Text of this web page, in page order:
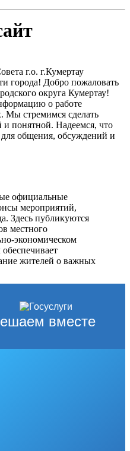
г.о. г.Кумертау
города! Добро пожаловать
округа Кумертау!
о работе
Мы стремимся сделать
и понятной. Надеемся, что
общения, обсуждений и
официальные
мероприятий,
Здесь публикуются
местного
экономическом
жителей о важных
вместе